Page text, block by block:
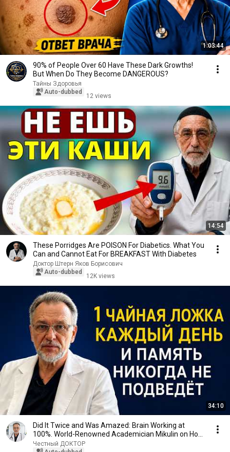
1:03:44
90% of People Over 60 Have These Dark Growths!
But When Do They Become DANGEROUS?
Тайны Здоровья
Auto-dubbed
12 views
14:54
These Porridges Are POISON For Diabetics. What You
Can and Cannot Eat For BREAKFAST With Diabetes
Доктор Штерн Яков Борисович
Auto-dubbed
12K views
34:10
Did It Twice and Was Amazed: Brain Working at
100%. World-Renowned Academician Mikulin on How
to ...
Честный ДОКТОР